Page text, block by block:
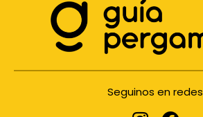
Seguinos en redes